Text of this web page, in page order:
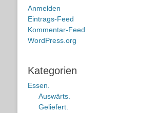
Anmelden
Eintrags-Feed
Kommentar-Feed
WordPress.org
Kategorien
Essen.
Auswärts.
Geliefert.